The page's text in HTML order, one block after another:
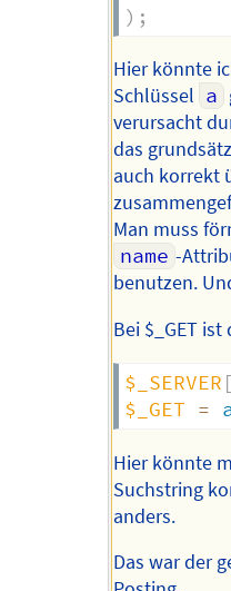
) ;
Hier könnte
Schlüssel a
verursacht
das
auch korrekt
Man muss
name -
benutzen.
Bei $_GET
$_SERVER [
$_GET =
Hier könnte
Suchstring
anders.
Das war der